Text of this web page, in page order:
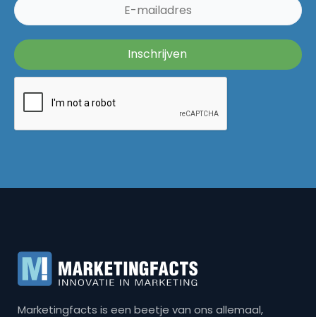
Marketingfacts is een beetje van ons allemaal,